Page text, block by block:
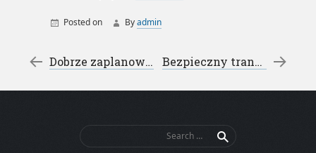
Posted on Byadmin
Post navigation
←
Dobrze zaplanowana instalacja – instalacje elektryczne słupsk Bezpieczny transport pojazdu – wypożyczalnia auto lawet
Search
for: